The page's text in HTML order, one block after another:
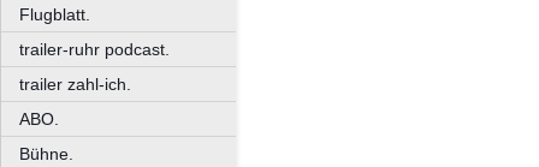
Flugblatt.
trailer-ruhr podcast.
trailer zahl-ich.
ABO.
Bühne.